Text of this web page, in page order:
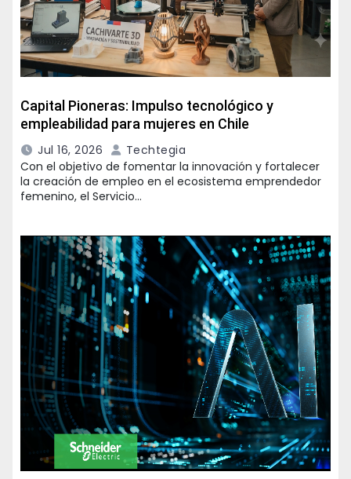
Capital Pioneras: Impulso tecnológico y
empleabilidad para mujeres en Chile
Jul 16, 2026
Techtegia
Con el objetivo de fomentar la innovación y fortalecer
la creación de empleo en el ecosistema emprendedor
femenino, el Servicio…